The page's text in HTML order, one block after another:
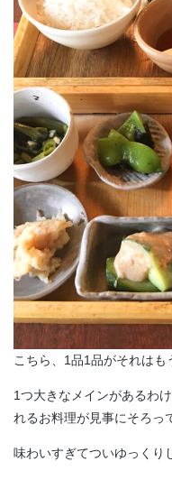
こちら、1品1品がそれはも
1つ大きなメインがあるわ
れるお料理が見事にそろっ
味わいすぎてついゆっくり